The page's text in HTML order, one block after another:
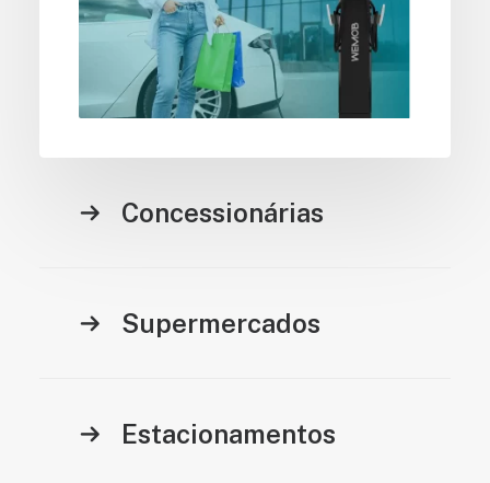
Concessionárias
Supermercados
Estacionamentos